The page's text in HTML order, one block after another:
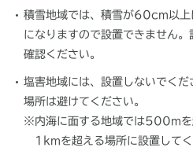
積雪地域では、積雪が60cm以上
になりますので設置できません
確認ください。
塩害地域には、設置しないでく
場所は避けてください。
※内海に面する地域では500m
1kmを超える場所に設置してく